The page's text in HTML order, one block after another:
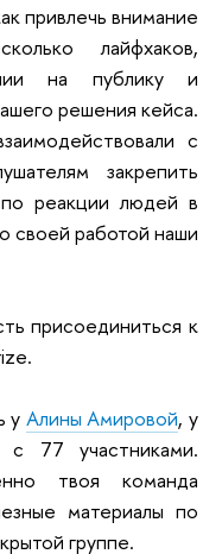
привлечь внимание
лайфхаков,
на публику и
решения кейса.
с
закрепить
реакции людей в
своей работой наши
присоединиться к
у Алины Амировой, у
77 участниками.
твоя команда
материалы по
группе.